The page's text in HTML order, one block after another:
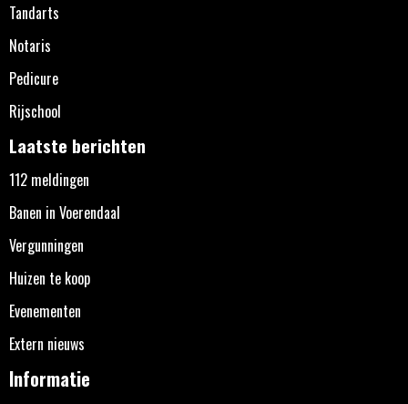
Tandarts
Notaris
Pedicure
Rijschool
Laatste berichten
112 meldingen
Banen in Voerendaal
Vergunningen
Huizen te koop
Evenementen
Extern nieuws
Informatie